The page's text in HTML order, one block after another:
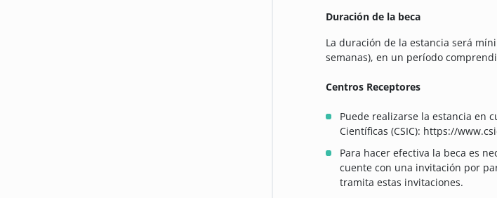
Duración de la beca
La duración de la estancia será
semanas), en un período
Centros Receptores
Puede realizarse la estancia en
Científicas (CSIC): https://
Para hacer efectiva la beca es
cuente con una invitación por
tramita estas invitaciones.